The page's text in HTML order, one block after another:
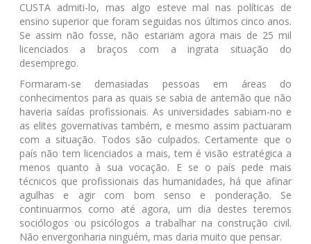
CUSTA admiti-lo, mas algo esteve mal nas políticas de
ensino superior que foram seguidas nos últimos cinco anos.
Se assim não fosse, não estariam agora mais de 25 mil
licenciados a braços com a ingrata situação do
desemprego.
Formaram-se demasiadas pessoas em áreas do
conhecimentos para as quais se sabia de antemão que não
haveria saídas profissionais. As universidades sabiam-no e
as elites governativas também, e mesmo assim pactuaram
com a situação. Todos são culpados. Certamente que o
país não tem licenciados a mais, tem é visão estratégica a
menos quanto à sua vocação. E se o país pede mais
técnicos que profissionais das humanidades, há que afinar
agulhas e agir com bom senso e ponderação. Se
continuarmos como até agora, um dia destes teremos
sociólogos ou psicólogos a trabalhar na construção civil.
Não envergonharia ninguém, mas daria muito que pensar.